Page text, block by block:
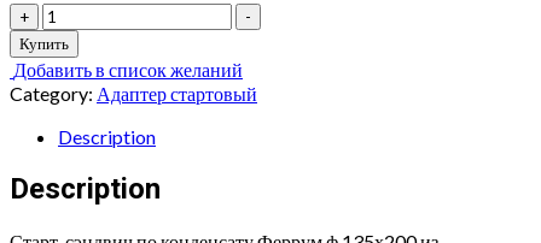
+
старт-
сендвич
ф135х200
(430/0.5мм
+
нерж.)
-
Купить
Добавить в список желаний
Category: Адаптер стартовый
Description
Description